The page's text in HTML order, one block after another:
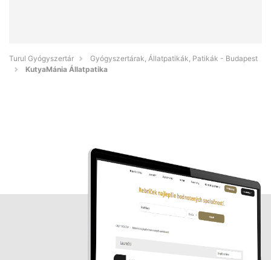
Turul Gyógyszertár
Gyógyszertárak, Állatpatikák, Patikák - Budapest
KutyaMánia Állatpatika